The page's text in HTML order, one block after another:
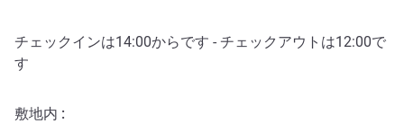
チェックインは14:00からです - チェックアウトは12:00で
す
敷地内